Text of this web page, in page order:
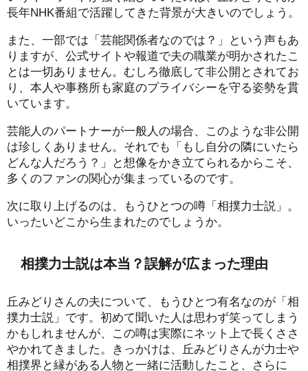
長年NHK番組で活躍してきた背景が大きいのでしょう。
また、一部では「芸能関係者なのでは？」という声もあ
りますが、公式サイトや報道で夫の職業が明かされたこ
とは一切ありません。むしろ徹底して非公開とされてお
り、本人や事務所も家庭のプライバシーを守る姿勢を貫
いています。
芸能人のパートナーが一般人の場合、このような非公開
は珍しくありません。それでも「もし自分の隣にいたら
どんな人だろう？」と想像をかき立てられるからこそ、
多くのファンの関心が集まっているのです。
次に取り上げるのは、もうひとつの噂「相撲力士説」。
いったいどこから生まれたのでしょうか。
相撲力士説は本当？誤解が広まった理由
丘みどりさんの夫について、もうひとつ有名なのが「相
撲力士説」です。初めて聞いた人は思わず笑ってしまう
かもしれませんが、この噂は実際にネット上で長くささ
やかれてきました。きっかけは、丘みどりさんが力士や
相撲界と縁がある人物と一緒に活動したこと、さらに